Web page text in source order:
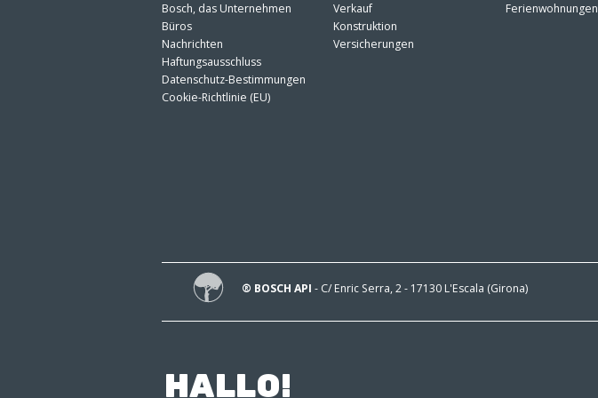
Bosch, das Unternehmen
Büros
Nachrichten
Haftungsausschluss
Datenschutz-Bestimmungen
Cookie-Richtlinie (EU)
Verkauf
Konstruktion
Versicherungen
Ferienwohnungen
® BOSCH API - C/ Enric Serra, 2 - 17130 L'Escala (Girona)
HALLO!